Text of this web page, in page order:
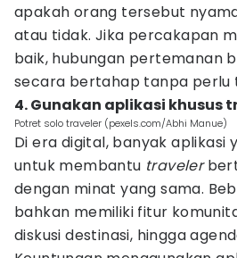
apakah orang tersebut
atau tidak. Jika percakapan
baik, hubungan pertemanan
secara bertahap tanpa perlu
4. Gunakan aplikasi khusus
Potret solo traveler (pexels.com/Abhi Manue)
Di era digital, banyak aplikasi
untuk membantu traveler
dengan minat yang sama.
bahkan memiliki fitur
diskusi destinasi, hingga